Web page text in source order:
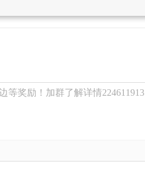
等奖励！加群了解详情224611913